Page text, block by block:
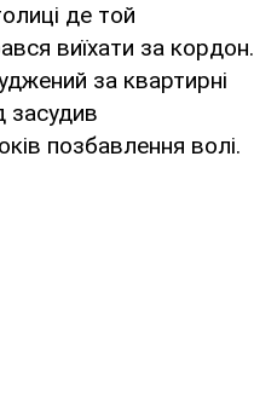
де той
виїхати за кордон.
за квартирні
засудив
позбавлення волі.